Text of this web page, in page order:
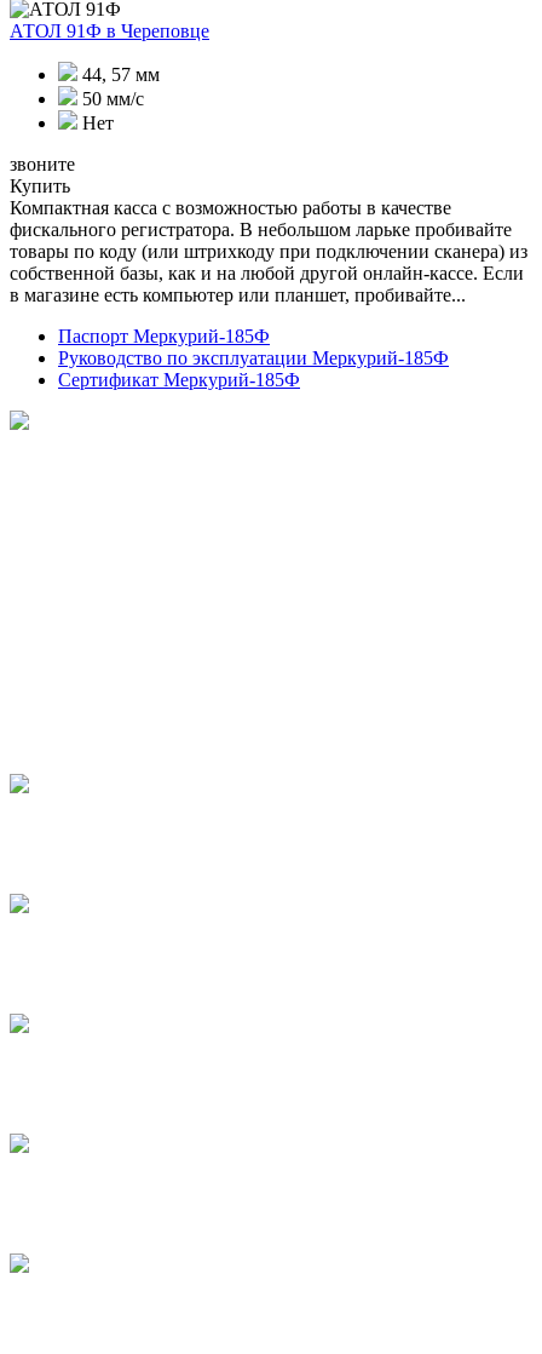
АТОЛ 91Ф в Череповце
44, 57 мм
50 мм/с
Нет
звоните
Купить
Компактная касса с возможностью работы в качестве
фискального регистратора. В небольшом ларьке пробивайте
товары по коду (или штрихкоду при подключении сканера) из
собственной базы, как и на любой другой онлайн-кассе. Если
в магазине есть компьютер или планшет, пробивайте...
Паспорт Меркурий-185Ф
Руководство по эксплуатации Меркурий-185Ф
Сертификат Меркурий-185Ф